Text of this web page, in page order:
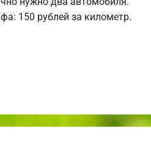
150 рублей за километр.